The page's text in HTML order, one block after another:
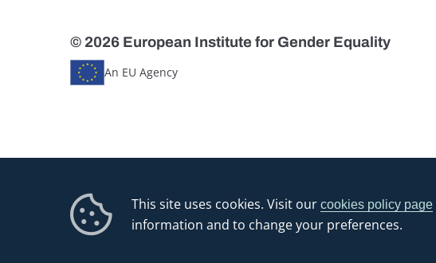
This site uses cookies. Visit ourcookies policy page
information and to change your preferences.
© 2026 European Institute for Gender Equality
An EU Agency